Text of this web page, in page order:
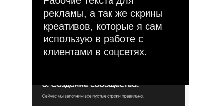
рекламы, а так же скрины
креативов, которые я сам
использую в работе с
клиентами в соцсетях.